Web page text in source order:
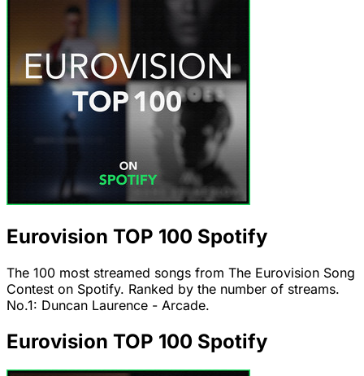
Eurovision TOP 100 Spotify
The 100 most streamed songs from The Eurovision Song
Contest on Spotify. Ranked by the number of streams.
No.1: Duncan Laurence - Arcade.
Eurovision TOP 100 Spotify